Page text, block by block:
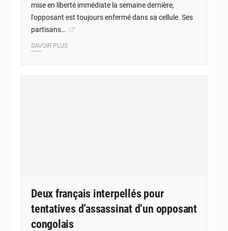
mise en liberté immédiate la semaine dernière,
l'opposant est toujours enfermé dans sa cellule. Ses
partisans…
SAVOIR PLUS
Deux français interpellés pour
tentatives d’assassinat d’un opposant
congolais